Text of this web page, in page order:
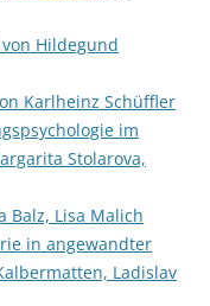
von Hildegund
Karlheinz Schüffler
im
Stolarova,
Balz, Lisa Malich
in angewandter
Ladislav